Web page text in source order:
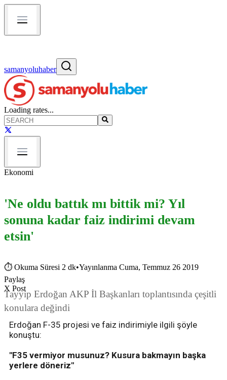
samanyoluhaber
Loading rates...
Ekonomi
'Ne oldu battık mı bittik mi? Yıl
sonuna kadar faiz indirimi devam
etsin'
⏱ Okuma Süresi 2 dk•Yayınlanma Cuma, Temmuz 26 2019
Paylaş
X Post
Tayyip Erdoğan AKP İl Başkanları toplantısında çeşitli
konulara değindi
Erdoğan F-35 projesi ve faiz indirimiyle ilgili şöyle
konuştu:
''F35 vermiyor musunuz? Kusura bakmayın başka
yerlere döneriz"